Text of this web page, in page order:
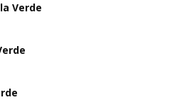
Verde